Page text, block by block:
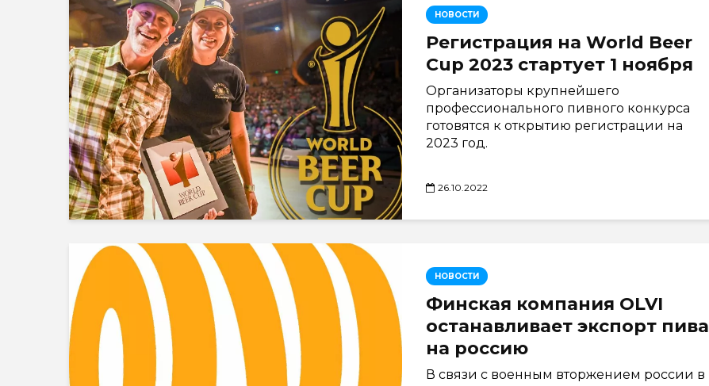
НОВОСТИ
Регистрация на World Beer
Cup 2023 стартует 1 ноября
Организаторы крупнейшего
профессионального пивного конкурса
готовятся к открытию регистрации на
2023 год.
26.10.2022
НОВОСТИ
Финская компания OLVI
останавливает экспорт пива
на россию
В связи с военным вторжением россии в